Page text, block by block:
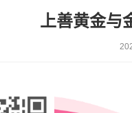
上善黄金与